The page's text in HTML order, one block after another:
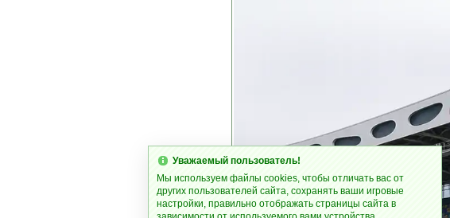
Уважаемый пользователь!
Мы используем файлы cookies, чтобы отличать вас от
других пользователей сайта, сохранять ваши игровые
настройки, правильно отображать страницы сайта в